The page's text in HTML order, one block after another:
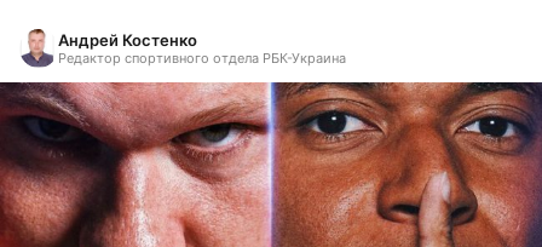
Андрей Костенко
Редактор спортивного отдела РБК-Украина